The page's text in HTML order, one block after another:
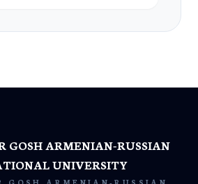
GOSH ARMENIAN-RUSSIAN
UNIVERSITY